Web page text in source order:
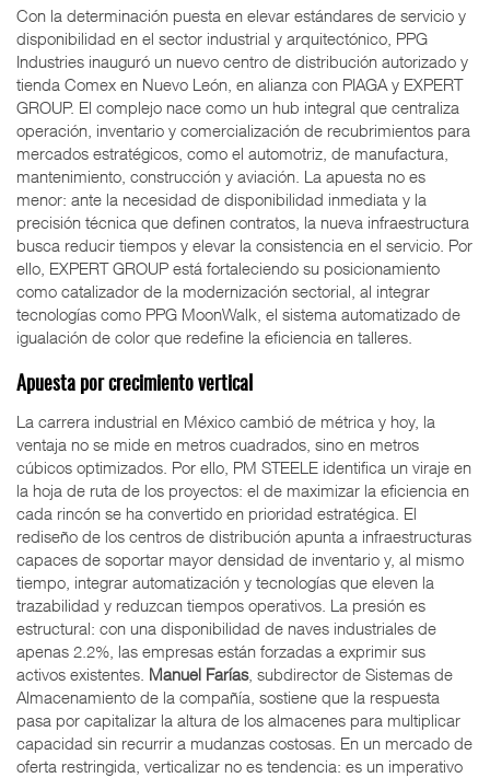
Con la determinación puesta en elevar estándares de servicio y
disponibilidad en el sector industrial y arquitectónico, PPG
Industries inauguró un nuevo centro de distribución autorizado y
tienda Comex en Nuevo León, en alianza con PIAGA y EXPERT
GROUP. El complejo nace como un hub integral que centraliza
operación, inventario y comercialización de recubrimientos para
mercados estratégicos, como el automotriz, de manufactura,
mantenimiento, construcción y aviación. La apuesta no es
menor: ante la necesidad de disponibilidad inmediata y la
precisión técnica que definen contratos, la nueva infraestructura
busca reducir tiempos y elevar la consistencia en el servicio. Por
ello, EXPERT GROUP está fortaleciendo su posicionamiento
como catalizador de la modernización sectorial, al integrar
tecnologías como PPG MoonWalk, el sistema automatizado de
igualación de color que redefine la eficiencia en talleres.
Apuesta por crecimiento vertical
La carrera industrial en México cambió de métrica y hoy, la
ventaja no se mide en metros cuadrados, sino en metros
cúbicos optimizados. Por ello, PM STEELE identifica un viraje en
la hoja de ruta de los proyectos: el de maximizar la eficiencia en
cada rincón se ha convertido en prioridad estratégica. El
rediseño de los centros de distribución apunta a infraestructuras
capaces de soportar mayor densidad de inventario y, al mismo
tiempo, integrar automatización y tecnologías que eleven la
trazabilidad y reduzcan tiempos operativos. La presión es
estructural: con una disponibilidad de naves industriales de
apenas 2.2%, las empresas están forzadas a exprimir sus
activos existentes. Manuel Farías, subdirector de Sistemas de
Almacenamiento de la compañía, sostiene que la respuesta
pasa por capitalizar la altura de los almacenes para multiplicar
capacidad sin recurrir a mudanzas costosas. En un mercado de
oferta restringida, verticalizar no es tendencia: es un imperativo